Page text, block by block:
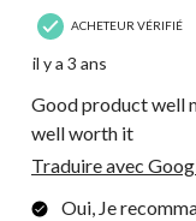
ACHETEUR VÉRIFIÉ
il y a 3 ans
Good product well
well worth it
Traduire avec
Oui, Je